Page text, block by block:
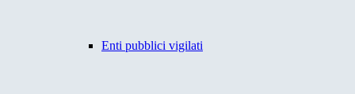
Enti pubblici vigilati